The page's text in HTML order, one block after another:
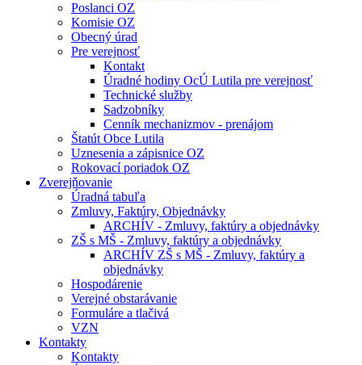
Poslanci OZ
Komisie OZ
Obecný úrad
Pre verejnosť
Kontakt
Úradné hodiny OcÚ Lutila pre verejnosť
Technické služby
Sadzobníky
Cenník mechanizmov - prenájom
Štatút Obce Lutila
Uznesenia a zápisnice OZ
Rokovací poriadok OZ
Zverejňovanie
Úradná tabuľa
Zmluvy, Faktúry, Objednávky
ARCHÍV - Zmluvy, faktúry a objednávky
ZŠ s MŠ - Zmluvy, faktúry a objednávky
ARCHÍV ZŠ s MŠ - Zmluvy, faktúry a
objednávky
Hospodárenie
Verejné obstarávanie
Formuláre a tlačivá
VZN
Kontakty
Kontakty